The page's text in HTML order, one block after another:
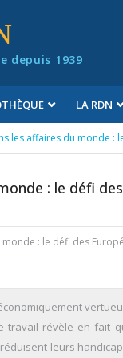
depuis 1939
LA RDN
les affaires du monde :
: le défi
: le défi des
travail révèle en fait
réduisent leurs